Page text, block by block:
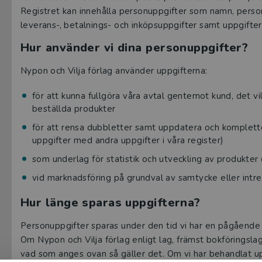
Registret kan innehålla personuppgifter som namn,
leverans-, betalnings- och inköpsuppgifter samt
Hur använder vi dina personuppgifter?
Nypon och Vilja förlag använder uppgifterna:
för att kunna fullgöra våra avtal gentemot kund, det
beställda produkter
för att rensa dubbletter samt uppdatera och
uppgifter med andra uppgifter i våra register)
som underlag för statistik och utveckling av produkter
vid marknadsföring på grundval av samtycke eller
Hur länge sparas uppgifterna?
Personuppgifter sparas under den tid vi har en
Om Nypon och Vilja förlag enligt lag, främst
vad som anges ovan så gäller det. Om vi har behandlat